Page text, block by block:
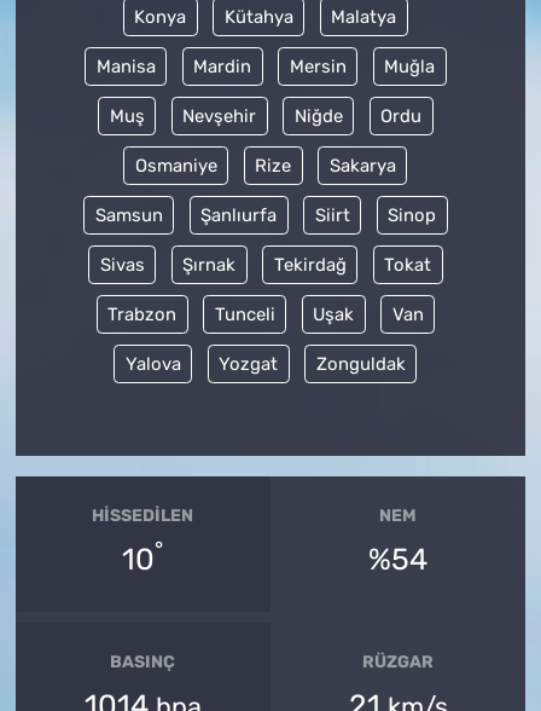
Konya Kütahya Malatya
Manisa Mardin Mersin Muğla
Muş Nevşehir Niğde Ordu
Osmaniye Rize Sakarya
Samsun Şanlıurfa Siirt Sinop
Sivas Şırnak Tekirdağ Tokat
Trabzon Tunceli Uşak Van
Yalova Yozgat Zonguldak
HISSEDILEN
10°
NEM
%54
BASINÇ RÜZGAR